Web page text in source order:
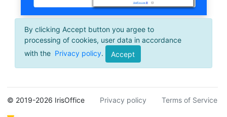
By clicking Accept button you argee to
processing of cookies, user data in accordance
with the Privacy policy. Accept
© 2019-2026 IrisOffice Privacy policy Terms of Service